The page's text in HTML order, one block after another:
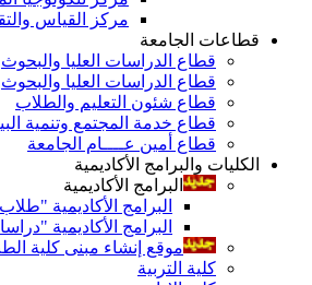
مركز القياس
قطاعات الجامعة
قطاع الدراسات العليا والبحوث
قطاع الدراسات العليا والبحوث
قطاع شئون التعليم والطلاب
قطاع خدمة المجتمع وتنمية
قطاع أمين عــــام الجامعة
الكليات والبرامج الأكاديمية
البرامج الأكاديمية
البرامج الأكاديمية
البرامج الأكاديمية
موقع إنشاء مبنى كلية
كلية التربية